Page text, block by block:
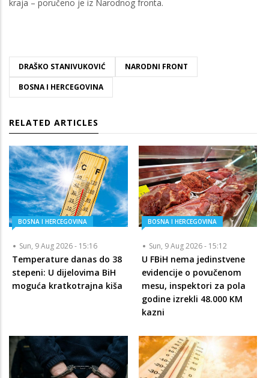
kraja – poručeno je iz Narodnog fronta.
DRAŠKO STANIVUKOVIĆ
NARODNI FRONT
BOSNA I HERCEGOVINA
RELATED ARTICLES
BOSNA I HERCEGOVINA
Sun, 9 Aug 2026 - 15:16
Temperature danas do 38
stepeni: U dijelovima BiH
moguća kratkotrajna kiša
BOSNA I HERCEGOVINA
Sun, 9 Aug 2026 - 15:12
U FBiH nema jedinstvene
evidencije o povučenom
mesu, inspektori za pola
godine izrekli 48.000 KM
kazni